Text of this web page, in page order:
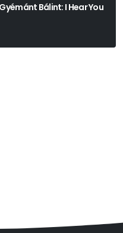
Bálint: I Hear You